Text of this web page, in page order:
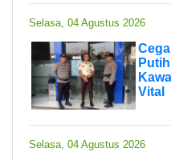
Selasa, 04 Agustus 2026
Vital
Selasa, 04 Agustus 2026